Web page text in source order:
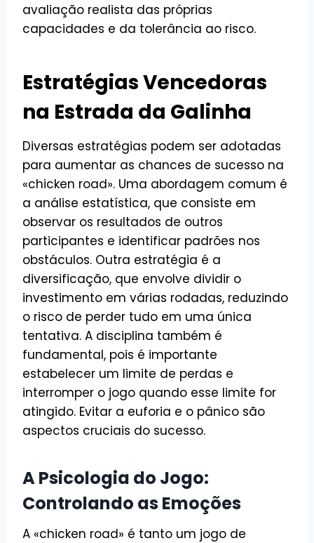
avaliação realista das próprias
capacidades e da tolerância ao risco.
Estratégias Vencedoras
na Estrada da Galinha
Diversas estratégias podem ser adotadas
para aumentar as chances de sucesso na
«chicken road». Uma abordagem comum é
a análise estatística, que consiste em
observar os resultados de outros
participantes e identificar padrões nos
obstáculos. Outra estratégia é a
diversificação, que envolve dividir o
investimento em várias rodadas, reduzindo
o risco de perder tudo em uma única
tentativa. A disciplina também é
fundamental, pois é importante
estabelecer um limite de perdas e
interromper o jogo quando esse limite for
atingido. Evitar a euforia e o pânico são
aspectos cruciais do sucesso.
A Psicologia do Jogo:
Controlando as Emoções
A «chicken road» é tanto um jogo de